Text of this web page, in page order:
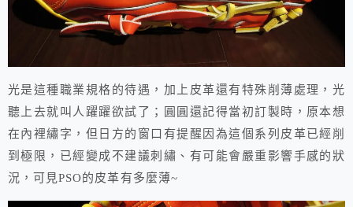
光是這種職業規格的待遇，加上皮革還有特殊削薄處理，光
聽上去就叫人躍躍欲試了；圓圓還記得當初訂製時，原本想
在內裡繡字，但日方的窗口有提醒因為這個系列皮革已經削
到極限，已經變成不建議刺繡、有可能會嚴重影響手感的狀
況，可見PSO的皮革有多麼薄~